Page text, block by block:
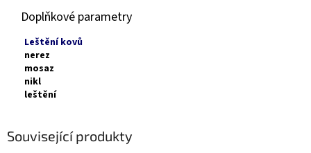
Doplňkové parametry
Leštění kovů
nerez
mosaz
nikl
leštění
Související produkty